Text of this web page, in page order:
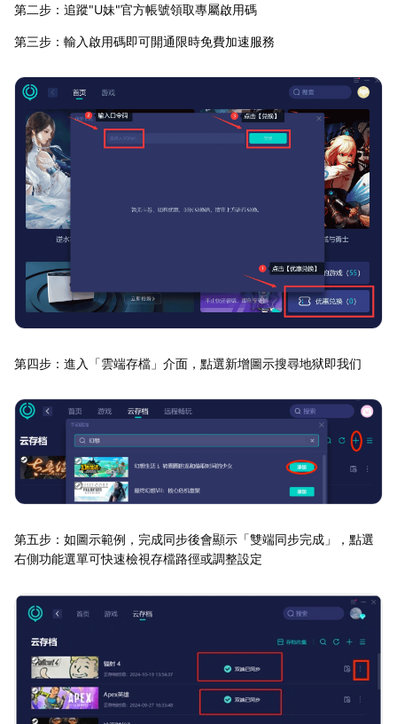
第二步：追蹤"U妹"官方帳號領取專屬啟用碼
第三步：輸入啟用碼即可開通限時免費加速服務
第四步：進入「雲端存檔」介面，點選新增圖示搜尋地狱即我们
第五步：如圖示範例，完成同步後會顯示「雙端同步完成」，點選
右側功能選單可快速檢視存檔路徑或調整設定